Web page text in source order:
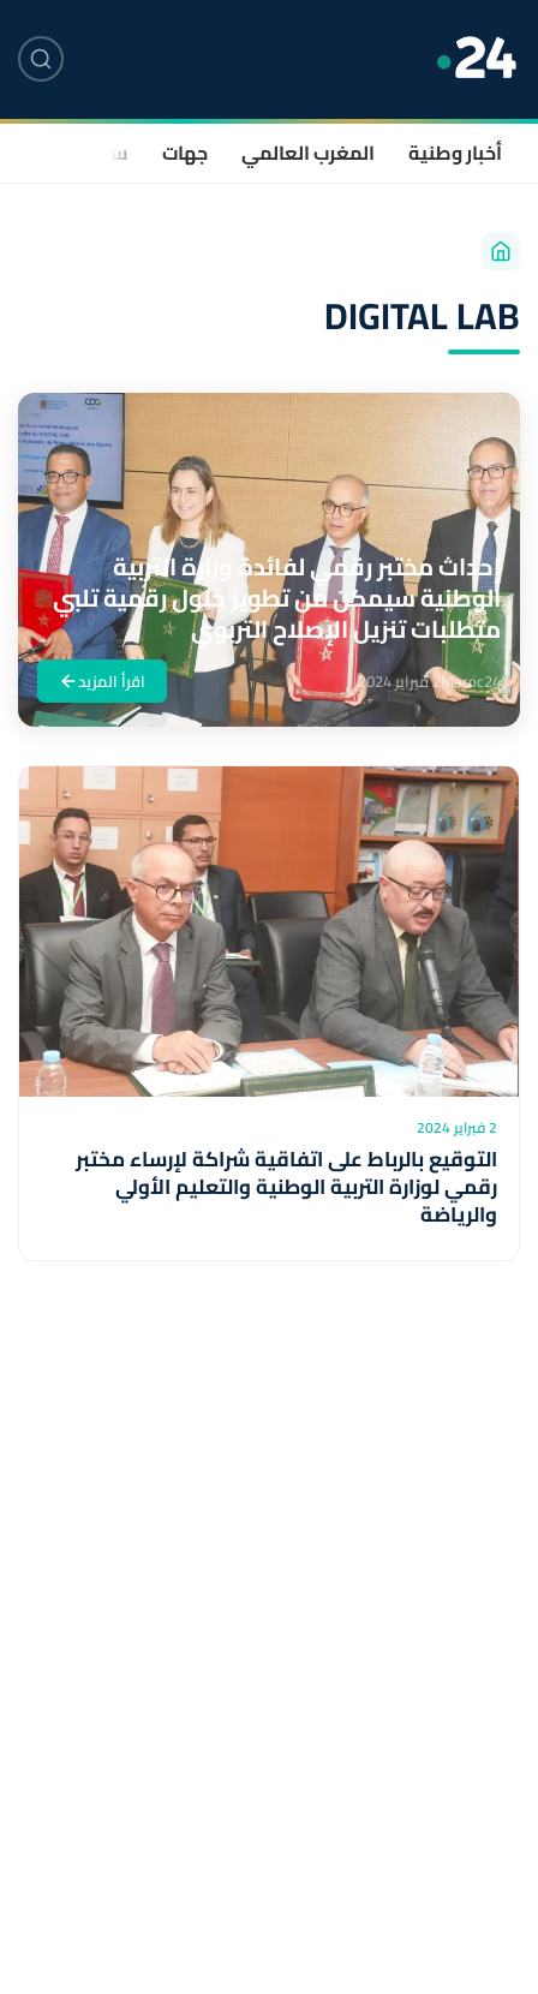
أخبار وطنية المغرب العالمي جهات سياسة
DIGITAL LAB
إحداث مختبر رقمي لفائدة وزارة التربية
الوطنية سيمكن من تطوير حلول رقمية تلبي
متطلبات تنزيل الإصلاح التربوي
Maroc242 فبراير 2024 اقرأ المزيد
2 فبراير 2024
التوقيع بالرباط على اتفاقية شراكة لإرساء مختبر
رقمي لوزارة التربية الوطنية والتعليم الأولي
والرياضة